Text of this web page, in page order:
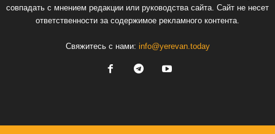
совпадать с мнением редакции или руководства сайта. Сайт не несет
ответственности за содержимое рекламного контента.
Свяжитесь с нами: info@yerevan.today